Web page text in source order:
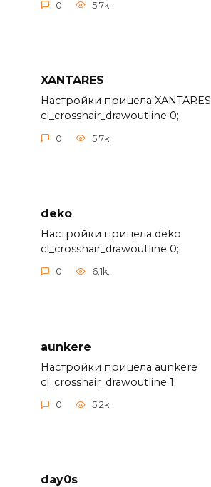
0 5.7k.
XANTARES
Настройки прицела XANTARES
cl_crosshair_drawoutline 0;
0 5.7k.
deko
Настройки прицела deko
cl_crosshair_drawoutline 0;
0 6.1k.
aunkere
Настройки прицела aunkere
cl_crosshair_drawoutline 1;
0 5.2k.
day0s